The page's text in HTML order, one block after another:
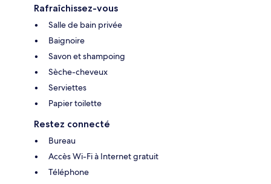
Rafraîchissez-vous
Salle de bain privée
Baignoire
Savon et shampoing
Sèche-cheveux
Serviettes
Papier toilette
Restez connecté
Bureau
Accès Wi-Fi à Internet gratuit
Téléphone